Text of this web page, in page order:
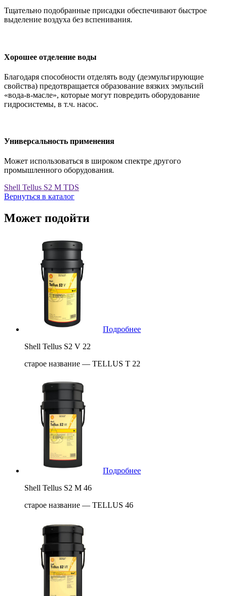
Тщательно подобранные присадки обеспечивают быстрое
выделение воздуха без вспенивания.
Хорошее отделение воды
Благодаря способности отделять воду (деэмульгирующие
свойства) предотвращается образование вязких эмульсий
«вода-в-масле», которые могут повредить оборудование
гидросистемы, в т.ч. насос.
Универсальность применения
Может использоваться в широком спектре другого
промышленного оборудования.
Shell Tellus S2 M TDS
Вернуться в каталог
Может подойти
Подробнее
Shell Tellus S2 V 22
старое название — TELLUS T 22
Подробнее
Shell Tellus S2 M 46
старое название — TELLUS 46